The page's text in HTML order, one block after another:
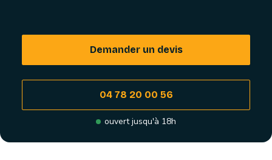
Demander un devis
04 78 20 00 56
ouvert jusqu'à 18h